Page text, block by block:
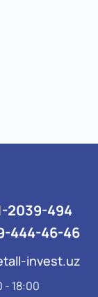
2039-494
444-46-46
invest.uz
18:00